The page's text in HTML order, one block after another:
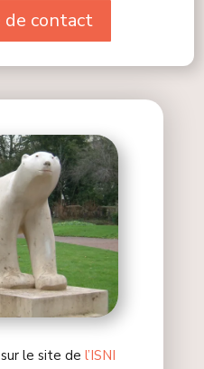
de contact
le site de l’ISNI